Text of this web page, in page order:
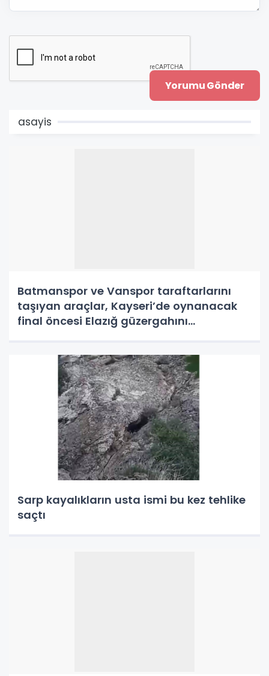
asayis
Batmanspor ve Vanspor taraftarlarını
taşıyan araçlar, Kayseri’de oynanacak
final öncesi Elazığ güzergahını
Sarp kayalıkların usta ismi bu kez tehlike
saçtı